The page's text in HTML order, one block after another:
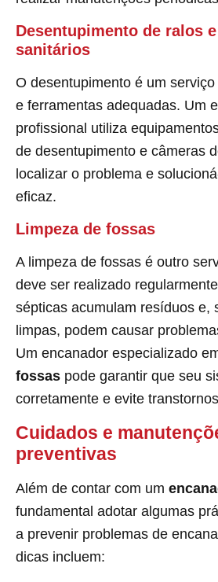
Desentupimento de ralos
sanitários
O desentupimento é um
e ferramentas adequadas. Um
profissional utiliza
de desentupimento e câmeras
localizar o problema e
eficaz.
Limpeza de fossas
A limpeza de fossas é outro
deve ser realizado
sépticas acumulam resíduos e,
limpas, podem causar
Um encanador especializado
fossas pode garantir que seu
corretamente e evite
Cuidados e
preventivas
Além de contar com um
fundamental adotar algumas
a prevenir problemas de
dicas incluem: